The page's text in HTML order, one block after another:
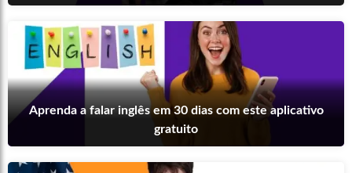
Aprenda a falar inglês em 30 dias com este aplicativo
gratuito